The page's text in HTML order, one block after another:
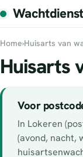
Wachtdienst
Home›Huisarts van
Huisarts
Voor
In Lokeren
(avond, nacht,